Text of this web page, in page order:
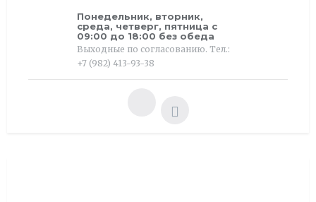
Понедельник, вторник,
среда, четверг, пятница с
09:00 до 18:00 без обеда
Выходные по согласованию. Тел.:
+7 (982) 413-93-38